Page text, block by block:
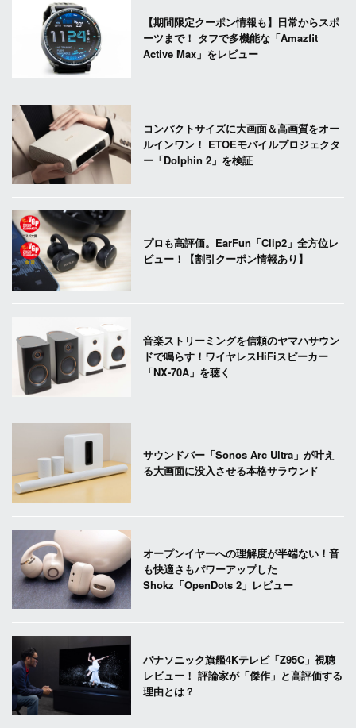
【期間限定クーポン情報も】日常からスポ
ーツまで！ タフで多機能な「Amazfit
Active Max」をレビュー
コンパクトサイズに大画面＆高画質をオー
ルインワン！ ETOEモバイルプロジェクタ
ー「Dolphin 2」を検証
プロも高評価。EarFun「Clip2」全方位レ
ビュー！【割引クーポン情報あり】
音楽ストリーミングを信頼のヤマハサウン
ドで鳴らす！ワイヤレスHiFiスピーカー
「NX-70A」を聴く
サウンドバー「Sonos Arc Ultra」が叶え
る大画面に没入させる本格サラウンド
オープンイヤーへの理解度が半端ない！音
も快適さもパワーアップした
Shokz「OpenDots 2」レビュー
パナソニック旗艦4Kテレビ「Z95C」視聴
レビュー！ 評論家が「傑作」と高評価する
理由とは？